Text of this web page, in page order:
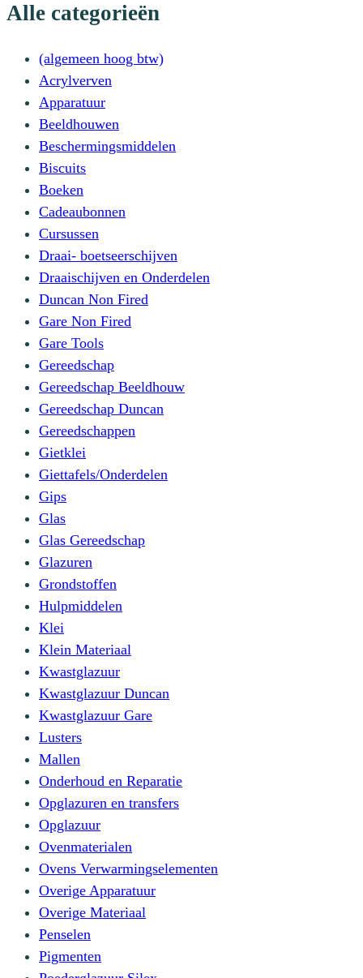
Alle categorieën
(algemeen hoog btw)
Acrylverven
Apparatuur
Beeldhouwen
Beschermingsmiddelen
Biscuits
Boeken
Cadeaubonnen
Cursussen
Draai- boetseerschijven
Draaischijven en Onderdelen
Duncan Non Fired
Gare Non Fired
Gare Tools
Gereedschap
Gereedschap Beeldhouw
Gereedschap Duncan
Gereedschappen
Gietklei
Giettafels/Onderdelen
Gips
Glas
Glas Gereedschap
Glazuren
Grondstoffen
Hulpmiddelen
Klei
Klein Materiaal
Kwastglazuur
Kwastglazuur Duncan
Kwastglazuur Gare
Lusters
Mallen
Onderhoud en Reparatie
Opglazuren en transfers
Opglazuur
Ovenmaterialen
Ovens Verwarmingselementen
Overige Apparatuur
Overige Materiaal
Penselen
Pigmenten